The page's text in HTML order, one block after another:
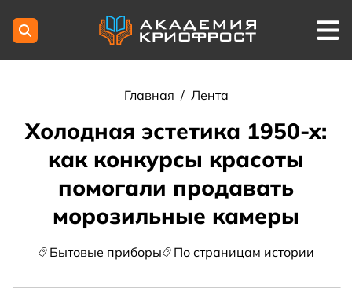
Главная / Лента
Холодная эстетика 1950-х:
как конкурсы красоты
помогали продавать
морозильные камеры
Бытовые приборы По страницам истории